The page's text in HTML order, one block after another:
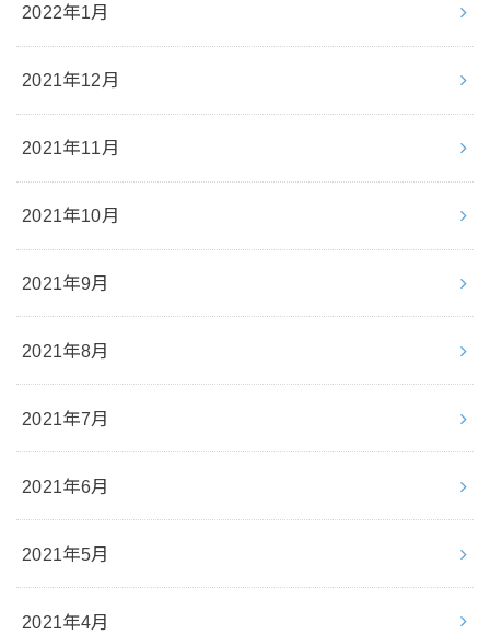
2022年1月
2021年12月
2021年11月
2021年10月
2021年9月
2021年8月
2021年7月
2021年6月
2021年5月
2021年4月